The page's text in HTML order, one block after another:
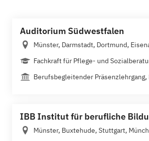
Auditorium Südwestfalen
Münster, Darmstadt, Dortmund,
Fachkraft für Pflege- und
Berufsbegleitender Präsenzlehrgang,
IBB Institut für berufliche
Münster, Buxtehude, Stuttgart,